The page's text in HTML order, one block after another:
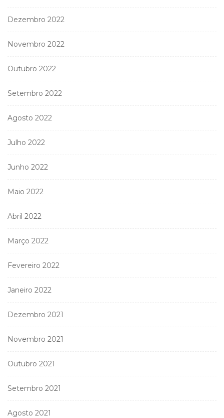
Dezembro 2022
Novembro 2022
Outubro 2022
Setembro 2022
Agosto 2022
Julho 2022
Junho 2022
Maio 2022
Abril 2022
Março 2022
Fevereiro 2022
Janeiro 2022
Dezembro 2021
Novembro 2021
Outubro 2021
Setembro 2021
Agosto 2021